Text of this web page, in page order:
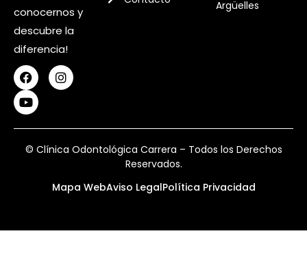
conocernos y
descubre la
diferencia!
Argüelles
© Clínica Odontológica Carrera – Todos los Derechos
Reservados.
Mapa WebAviso LegalPolítica Privacidad